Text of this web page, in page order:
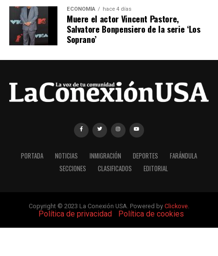
ECONOMÍA hace 4 días
Muere el actor Vincent Pastore,
Salvatore Bonpensiero de la serie ‘Los
Soprano’
PORTADA NOTICIAS INMIGRACIÓN DEPORTES
FARÁNDULA
SECCIONES
CLASIFICADOS EDITORIAL
Copyright © 2023 La Conexión USA. Powered by Clickove.
Política de privacidad| Política de cookies